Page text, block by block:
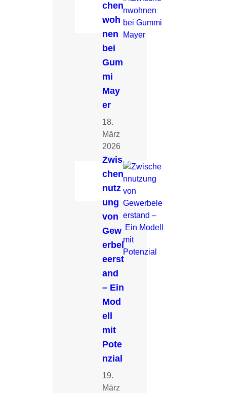
chen
woh
nen
bei
Gum
mi
May
er
18.
März
2026
Zwis
chen
nutz
ung
von
Gew
erbel
eerst
and
– Ein
Mod
ell
mit
Pote
nzial
19.
März